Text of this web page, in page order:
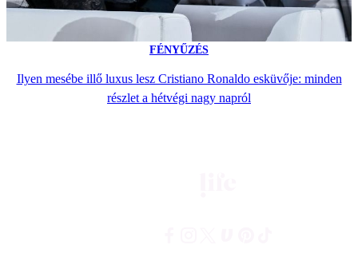
FÉNYŰZÉS
Ilyen mesébe illő luxus lesz Cristiano Ronaldo esküvője: minden
részlet a hétvégi nagy napról